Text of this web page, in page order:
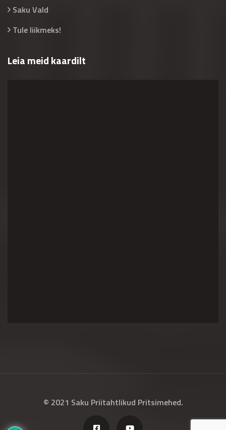
Saku Vald
Tule liikmeks!
Leia meid kaardilt
© 2021 Saku Priitahtlikud Pritsimehed.